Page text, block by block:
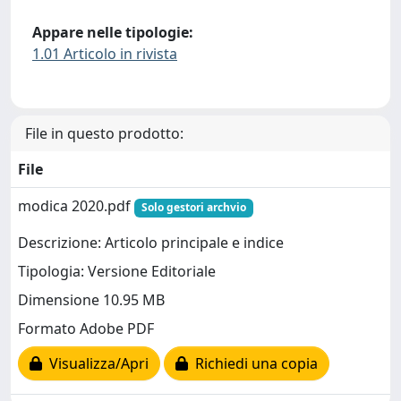
Appare nelle tipologie:
1.01 Articolo in rivista
File in questo prodotto:
File
modica 2020.pdf
Solo gestori archvio
Descrizione: Articolo principale e indice
Tipologia: Versione Editoriale
Dimensione 10.95 MB
Formato Adobe PDF
Visualizza/Apri
Richiedi una copia